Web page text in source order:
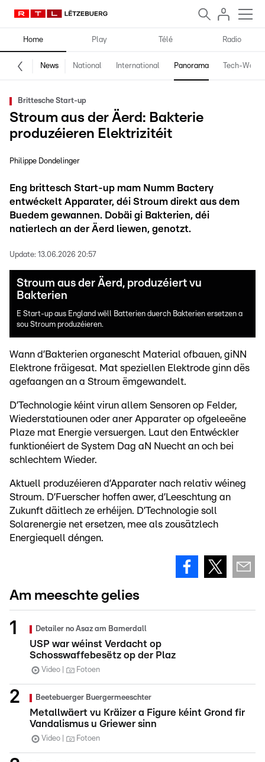
Home Play Télé Radio
News National International Panorama Tech-World
Brittesche Start-up
Stroum aus der Äerd: Bakterie
produzéieren Elektrizitéit
Philippe Dondelinger
Eng brittesch Start-up mam Numm Bactery
entwéckelt Apparater, déi Stroum direkt aus dem
Buedem gewannen. Dobäi gi Bakterien, déi
natierlech an der Äerd liewen, genotzt.
Update: 13.06.2026 20:57
Stroum aus der Äerd, produzéiert vu
Bakterien
E Start-up aus England wëll Batterien duerch Bakterien ersetzen a
sou Stroum produzéieren.
Wann d’Bakterien organescht Material ofbauen, giNN
Elektrone fräigesat. Mat speziellen Elektrode ginn dës
agefaangen an a Stroum ëmgewandelt.
D’Technologie kéint virun allem Sensoren op Felder,
Wiederstatiounen oder aner Apparater op ofgeleeëne
Plaze mat Energie versuergen. Laut den Entwéckler
funktionéiert de System Dag aN Nuecht an och bei
schlechtem Wieder.
Aktuell produzéieren d’Apparater nach relativ wéineg
Stroum. D’Fuerscher hoffen awer, d’Leeschtung an
Zukunft däitlech ze erhéijen. D’Technologie soll
Solarenergie net ersetzen, mee als zousätzlech
Energiequell déngen.
Am meeschte gelies
Detailer no Asaz am Bamerdall
USP war wéinst Verdacht op
Schosswaffebesëtz op der Plaz
Video Fotoen
Beetebuerger Buergermeeschter
Metallwäert vu Kräizer a Figure kéint Grond fir
Vandalismus u Griewer sinn
Video Fotoen